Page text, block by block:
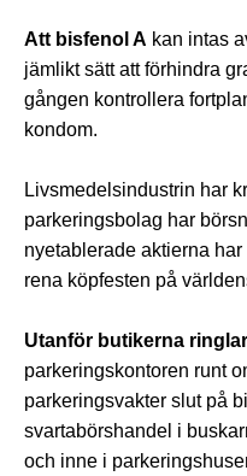
Att bisfenol A kan intas
jämlikt sätt att förhindra
gången kontrollera
kondom.
Livsmedelsindustrin har
parkeringsbolag har
nyetablerade aktierna
rena köpfesten på
Utanför butikerna ringlar
parkeringskontoren runt
parkeringsvakter slut på
svartabörshandel i
och inne i